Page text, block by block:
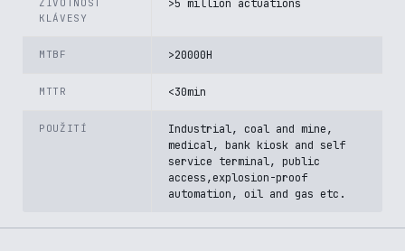
ŽIVOTNOST
KLÁVESY
>5 million actuations
MTBF >20000H
MTTR <30min
POUŽITÍ
Industrial, coal and mine,
medical, bank kiosk and self
service terminal, public
access,explosion-proof
automation, oil and gas etc.